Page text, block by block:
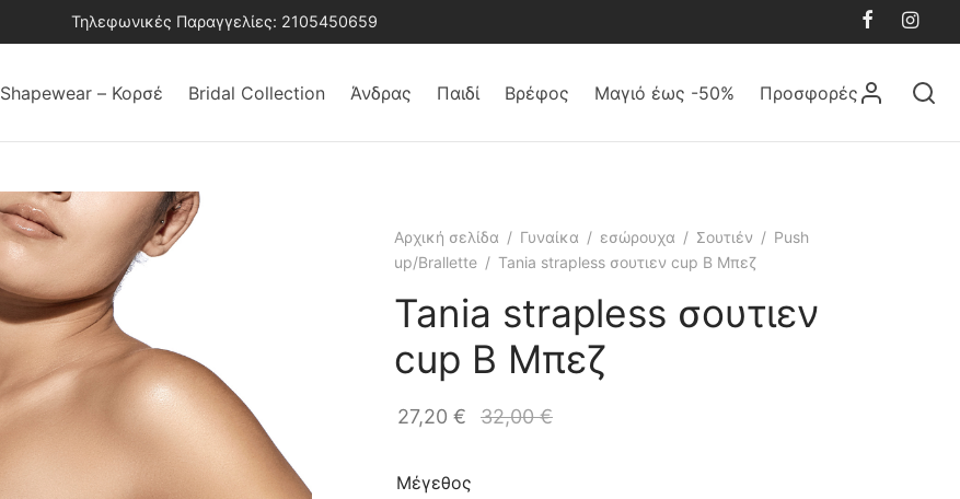
Τηλεφωνικές Παραγγελίες: 2105450659
Shapewear – Κορσέ Bridal Collection Άνδρας Παιδί Βρέφος Μαγιό έως -50% Προσφορές
Αρχική σελίδα / Γυναίκα / εσώρουχα / Σουτιέν / Push
up/Brallette / Tania strapless σουτιεν cup B Μπεζ
Tania strapless σουτιεν
cup B Μπεζ
27,20 € 32,00€
Μέγεθος